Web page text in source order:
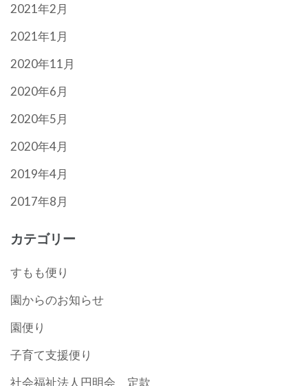
2021年2月
2021年1月
2020年11月
2020年6月
2020年5月
2020年4月
2019年4月
2017年8月
カテゴリー
すもも便り
園からのお知らせ
園便り
子育て支援便り
社会福祉法人円明会 定款